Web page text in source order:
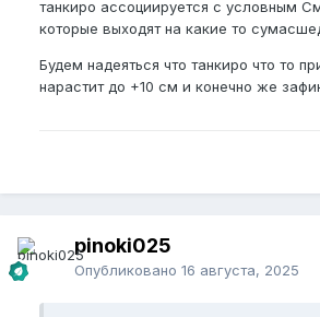
танкиро ассоциируется с условным
которые выходят на какие то
Будем надеяться что танкиро что то
нарастит до +10 см и конечно же
pinoki025
Опубликовано 16 августа, 2025